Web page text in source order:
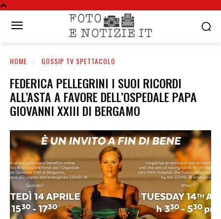
HOME GOSSIP TV SPETTACOLO
FEDERICA PELLEGRINI I SUOI RICORDI
ALL’ASTA A FAVORE DELL’OSPEDALE PAPA
GIOVANNI XXIII DI BERGAMO